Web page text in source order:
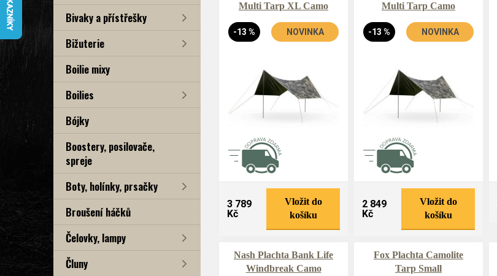
Bivaky a přístřešky
Bižuterie
Boilie mixy
Boilies
Bójky
Boostery, posilovače,
spreje
Boty, holínky, prsačky
Broušení háčků
Čelovky, lampy
Čluny
Multi Tarp XL Camo
-13 % NOVINKA
3 789
Kč
Vložit do
košíku
Multi Tarp Camo
-13 % NOVINKA
2 849
Kč
Vložit do
košíku
Nash Plachta Bank Life
Windbreak Camo
Fox Plachta Camolite
Tarp Small